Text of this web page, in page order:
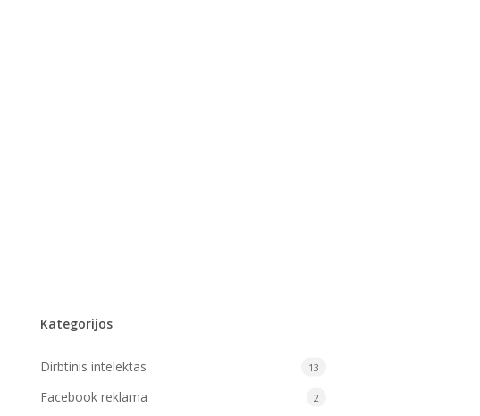
Kategorijos
Dirbtinis intelektas 13
Facebook reklama 2